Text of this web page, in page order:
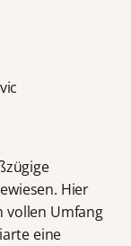
Hier
vollen Umfang
eine